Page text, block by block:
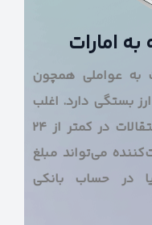
امارات
به عواملی همچون
بستگی دارد. اغلب
حواله‌های فوری و بسیاری از انتقالات در کمتر از ۲۴
می‌تواند مبلغ
در حساب بانکی